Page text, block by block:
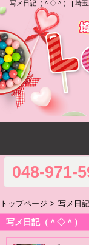
写メ日記（＾◇＾） | 埼
048-971-
トップページ 写メ日
写メ日記（＾◇＾）